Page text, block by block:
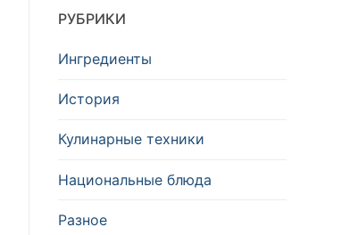
РУБРИКИ
Ингредиенты
История
Кулинарные техники
Национальные блюда
Разное